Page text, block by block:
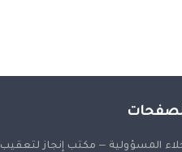
المسؤولية – مكتب إنجاز لتعقيب